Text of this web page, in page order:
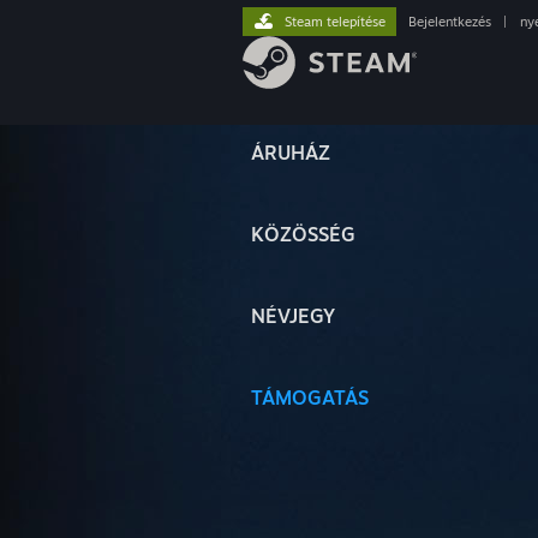
ÁRUHÁZ
KÖZÖSSÉG
NÉVJEGY
TÁMOGATÁS
Steam telepítése Bejelentkezés